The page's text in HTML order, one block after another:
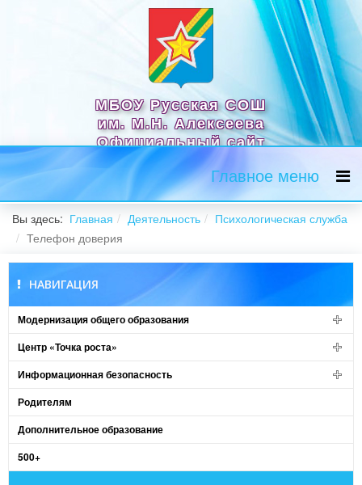
МБОУ Русская СОШ
им. М.Н. Алексеева
Официальный сайт
Главное меню
Вы здесь: Главная Деятельность
Психологическая служба
Телефон доверия
НАВИГАЦИЯ
Модернизация общего образования
Центр «Точка роста»
Информационная безопасность
Родителям
Дополнительное образование
500+